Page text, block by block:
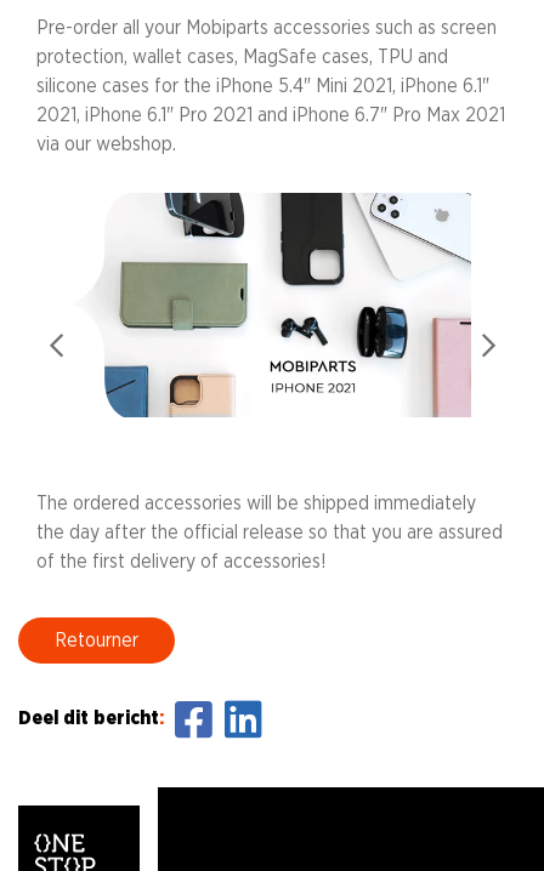
Pre-order all your Mobiparts accessories such as screen
protection, wallet cases, MagSafe cases, TPU and
silicone cases for the iPhone 5.4" Mini 2021, iPhone 6.1"
2021, iPhone 6.1" Pro 2021 and iPhone 6.7" Pro Max 2021
via our webshop.
The ordered accessories will be shipped immediately
the day after the official release so that you are assured
of the first delivery of accessories!
Retourner
Deel dit bericht: